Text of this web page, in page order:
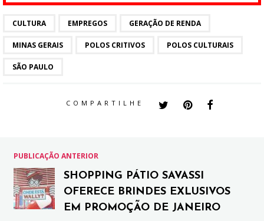
CULTURA EMPREGOS GERAÇÃO DE RENDA
MINAS GERAIS POLOS CRITIVOS POLOS CULTURAIS
SÃO PAULO
COMPARTILHE
PUBLICAÇÃO ANTERIOR
SHOPPING PÁTIO SAVASSI
OFERECE BRINDES EXLUSIVOS
EM PROMOÇÃO DE JANEIRO